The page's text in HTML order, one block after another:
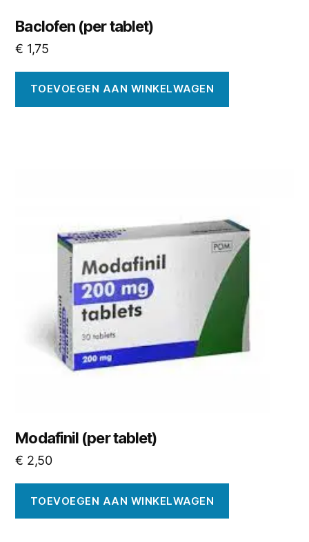
Baclofen (per tablet)
€ 1,75
TOEVOEGEN AAN WINKELWAGEN
Modafinil (per tablet)
€ 2,50
TOEVOEGEN AAN WINKELWAGEN